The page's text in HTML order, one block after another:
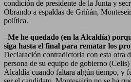
condición de presidente de la Junta y
Obrando a espaldas de Griñán,
política.
–Me he quedado (en la Alcaldía)
siga hasta el final para rematar los
Declaración contradictoria con esta otra
persona de su equipo de gobierno
Alcaldía cuando faltara algún tiempo, y